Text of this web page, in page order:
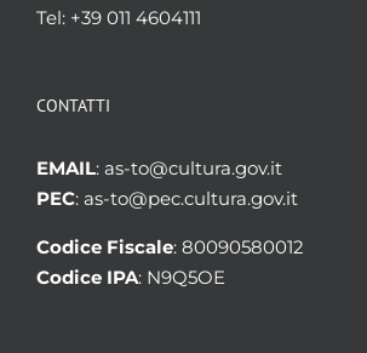
Tel: +39 011 4604111
CONTATTI
EMAIL: as-to@cultura.gov.it
PEC: as-to@pec.cultura.gov.it
Codice Fiscale: 80090580012
Codice IPA: N9Q5OE